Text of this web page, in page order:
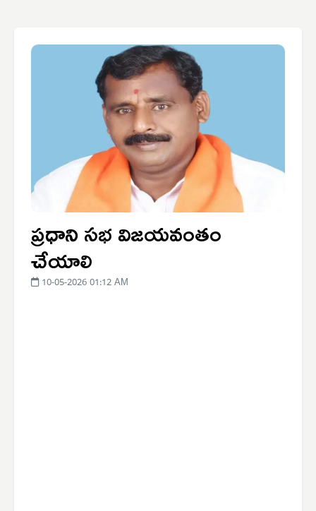
ప్రధాని సభ విజయవంతం
చేయాలి
10-05-2026 01:12 AM